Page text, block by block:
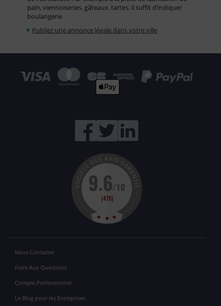
pain, viennoiseries, gâteaux, tartes, il suffit d’indiquer
boulangerie
Publiez une annonce légale dans votre ville
Nous Contacter
Foire Aux Questions
Compte Professionnel
Le Blog pour les Entreprises